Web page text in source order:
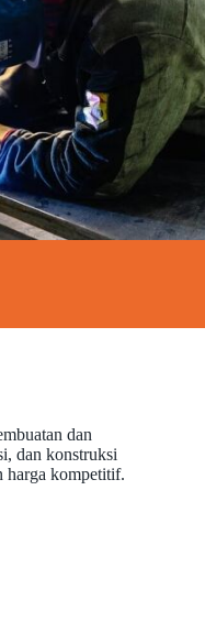
dan
dan konstruksi
harga kompetitif.